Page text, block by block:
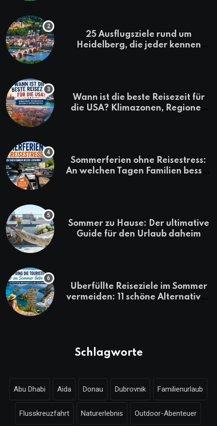
25 Ausflugsziele rund um
Heidelberg, die jeder kennen
Wann ist die beste Reisezeit für
die USA? Klimazonen, Regionen
Sommerferien ohne Reisestress:
An welchen Tagen Familien besser
Sommer zu Hause: Der ultimative
Guide für den Urlaub daheim
Überfüllte Reiseziele im Sommer
vermeiden: 11 schöne Alternativen
Schlagworte
Abu Dhabi Aida Donau Dubrovnik Familienurlaub
Flusskreuzfahrt Naturerlebnis Outdoor-Abenteuer